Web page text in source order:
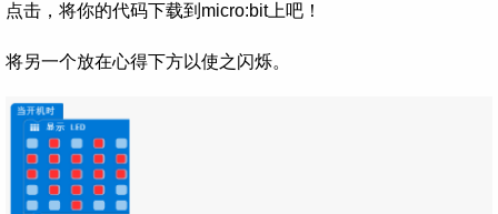
点击，将你的代码下载到micro:bit上吧！
将另一个放在心得下方以使之闪烁。